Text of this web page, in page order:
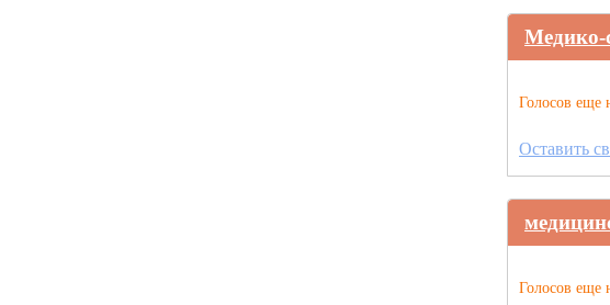
Медико-
Голосов еще
Оставить
Голосов еще